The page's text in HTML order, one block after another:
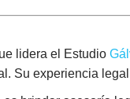
lidera el Estudio
Su experiencia